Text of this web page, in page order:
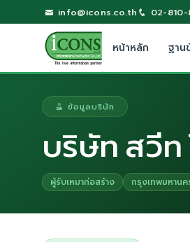
info@icons.co.th 02-
หน้าหลัก ฐาน
ข้อมูลบริษัท
บริษัท สวีท
ผู้รับเหมาก่อสร้าง กรุงเทพมหานค